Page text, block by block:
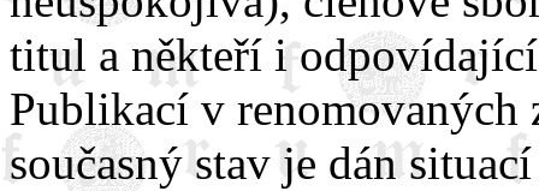
titul a někteří i
Publikací v renomovaných
současný stav je dán